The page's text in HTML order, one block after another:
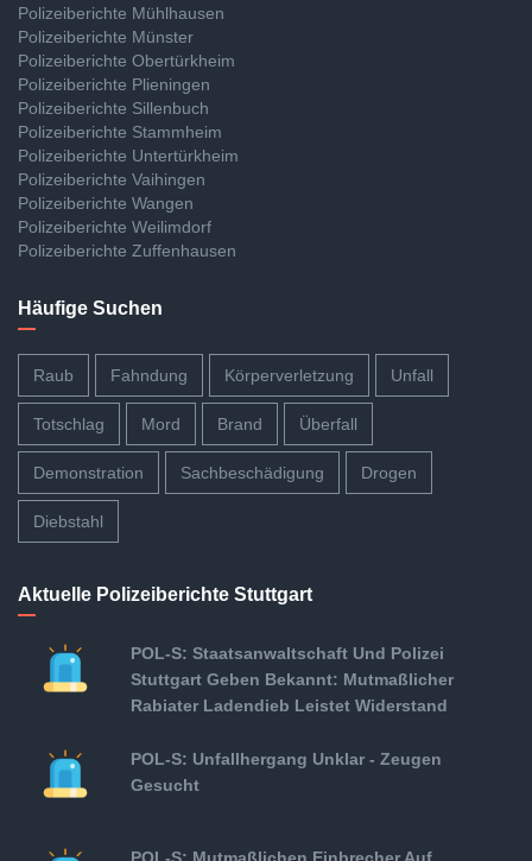
Polizeiberichte Mühlhausen
Polizeiberichte Münster
Polizeiberichte Obertürkheim
Polizeiberichte Plieningen
Polizeiberichte Sillenbuch
Polizeiberichte Stammheim
Polizeiberichte Untertürkheim
Polizeiberichte Vaihingen
Polizeiberichte Wangen
Polizeiberichte Weilimdorf
Polizeiberichte Zuffenhausen
Häufige Suchen
Raub Fahndung Körperverletzung Unfall
Totschlag Mord Brand Überfall
Demonstration Sachbeschädigung Drogen
Diebstahl
Aktuelle Polizeiberichte Stuttgart
POL-S: Staatsanwaltschaft Und Polizei
Stuttgart Geben Bekannt: Mutmaßlicher
Rabiater Ladendieb Leistet Widerstand
POL-S: Unfallhergang Unklar - Zeugen
Gesucht